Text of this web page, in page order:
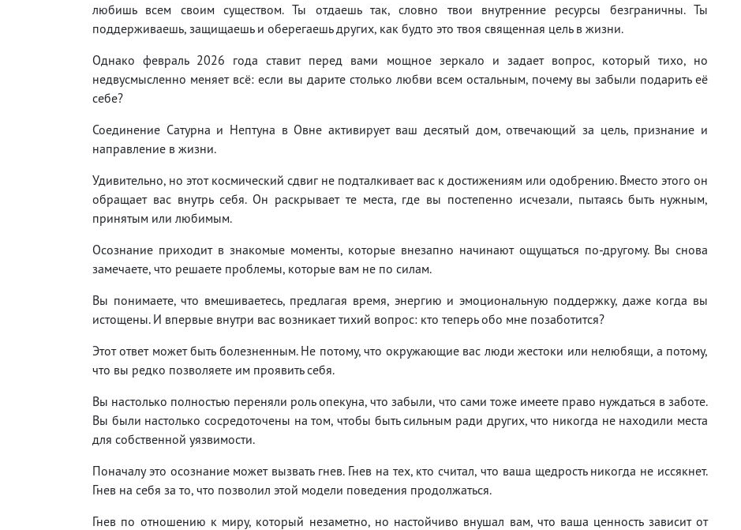
любишь всем своим существом. Ты отдаешь так, словно твои внутренние ресурсы безграничны. Ты
поддерживаешь, защищаешь и оберегаешь других, как будто это твоя священная цель в жизни.
Однако февраль 2026 года ставит перед вами мощное зеркало и задает вопрос, который тихо, но
недвусмысленно меняет всё: если вы дарите столько любви всем остальным, почему вы забыли подарить её
себе?
Соединение Сатурна и Нептуна в Овне активирует ваш десятый дом, отвечающий за цель, признание и
направление в жизни.
Удивительно, но этот космический сдвиг не подталкивает вас к достижениям или одобрению. Вместо этого он
обращает вас внутрь себя. Он раскрывает те места, где вы постепенно исчезали, пытаясь быть нужным,
принятым или любимым.
Осознание приходит в знакомые моменты, которые внезапно начинают ощущаться по-другому. Вы снова
замечаете, что решаете проблемы, которые вам не по силам.
Вы понимаете, что вмешиваетесь, предлагая время, энергию и эмоциональную поддержку, даже когда вы
истощены. И впервые внутри вас возникает тихий вопрос: кто теперь обо мне позаботится?
Этот ответ может быть болезненным. Не потому, что окружающие вас люди жестоки или нелюбящи, а потому,
что вы редко позволяете им проявить себя.
Вы настолько полностью переняли роль опекуна, что забыли, что сами тоже имеете право нуждаться в заботе.
Вы были настолько сосредоточены на том, чтобы быть сильным ради других, что никогда не находили места
для собственной уязвимости.
Поначалу это осознание может вызвать гнев. Гнев на тех, кто считал, что ваша щедрость никогда не иссякнет.
Гнев на себя за то, что позволил этой модели поведения продолжаться.
Гнев по отношению к миру, который незаметно, но настойчиво внушал вам, что ваша ценность зависит от